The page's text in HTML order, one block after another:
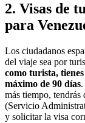
2. Visas de
para
Los ciudadanos
del viaje sea por
como turista,
máximo de 90 días
más tiempo, tendrás
(Servicio
y solicitar la visa